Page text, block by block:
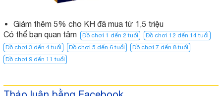
Giảm thêm 5% cho KH đã mua từ 1,5 triệu
Có thể bạn quan tâm
Đồ chơi 1 đến 2 tuổi
Đồ chơi 12 đến 14 tuổi
Đồ chơi 3 đến 4 tuổi
Đồ chơi 5 đến 6 tuổi
Đồ chơi 7 đến 8 tuổi
Đồ chơi 9 đến 11 tuổi